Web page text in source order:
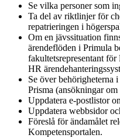
Se vilka personer som
Ta del av riktlinjer för
repatrieringen i
Om en jävssituation
ärendeflöden i Primula
fakultetsrepresentant
HR
Se över behörigheterna
Prisma (ansökningar
Uppdatera e-postlistor
Uppdatera webbsidor
Föreslå för ändamålet
Kompetensportalen.